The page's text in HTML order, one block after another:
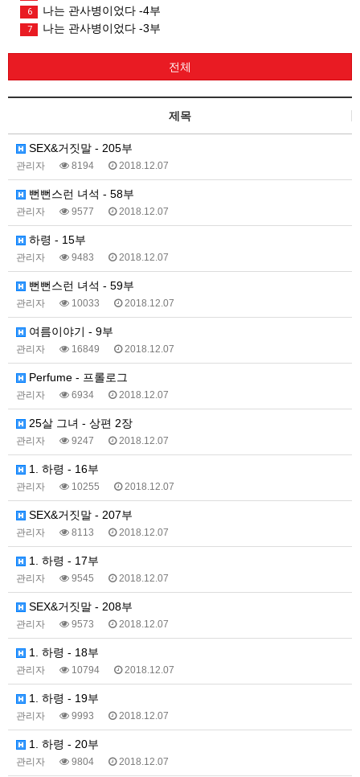
6 나는 관사병이었다 -4부
7 나는 관사병이었다 -3부
전체
제목
SEX&거짓말 - 205부
관리자 8194 2018.12.07
뻔뻔스런 녀석 - 58부
관리자 9577 2018.12.07
하령 - 15부
관리자 9483 2018.12.07
뻔뻔스런 녀석 - 59부
관리자 10033 2018.12.07
여름이야기 - 9부
관리자 16849 2018.12.07
Perfume - 프롤로그
관리자 6934 2018.12.07
25살 그녀 - 상편 2장
관리자 9247 2018.12.07
1. 하령 - 16부
관리자 10255 2018.12.07
SEX&거짓말 - 207부
관리자 8113 2018.12.07
1. 하령 - 17부
관리자 9545 2018.12.07
SEX&거짓말 - 208부
관리자 9573 2018.12.07
1. 하령 - 18부
관리자 10794 2018.12.07
1. 하령 - 19부
관리자 9993 2018.12.07
1. 하령 - 20부
관리자 9804 2018.12.07